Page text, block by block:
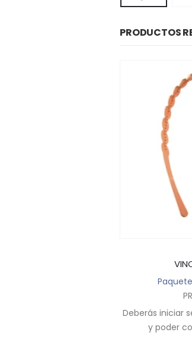
PRODUCTOS
Deberás iniciar
y poder